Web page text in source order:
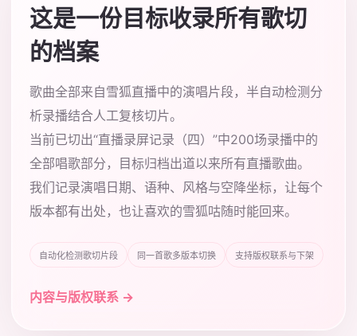
这是一份目标收录所有歌切
的档案
歌曲全部来自雪狐直播中的演唱片段，半自动检测分
析录播结合人工复核切片。
当前已切出“直播录屏记录（四）”中200场录播中的
全部唱歌部分，目标归档出道以来所有直播歌曲。
我们记录演唱日期、语种、风格与空降坐标，让每个
版本都有出处，也让喜欢的雪狐咕随时能回来。
自动化检测歌切片段 同一首歌多版本切换 支持版权联系与下架
内容与版权联系 →